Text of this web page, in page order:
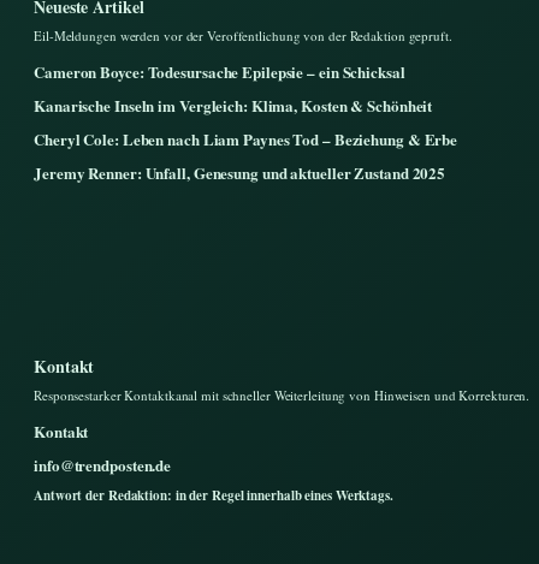
Neueste Artikel
Eil-Meldungen werden vor der Veroffentlichung von der Redaktion gepruft.
Cameron Boyce: Todesursache Epilepsie – ein Schicksal
Kanarische Inseln im Vergleich: Klima, Kosten & Schönheit
Cheryl Cole: Leben nach Liam Paynes Tod – Beziehung & Erbe
Jeremy Renner: Unfall, Genesung und aktueller Zustand 2025
Kontakt
Responsestarker Kontaktkanal mit schneller Weiterleitung von Hinweisen und Korrekturen.
Kontakt
info@trendposten.de
Antwort der Redaktion: in der Regel innerhalb eines Werktags.